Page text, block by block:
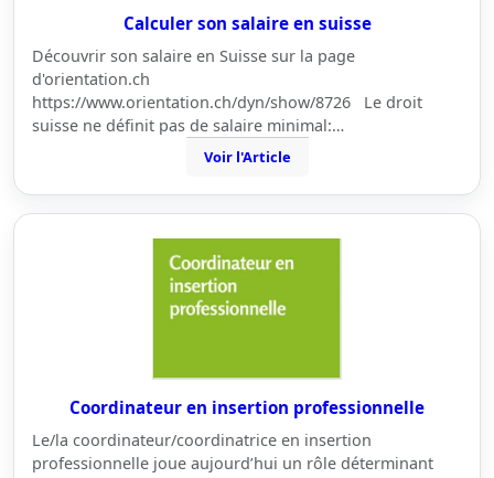
Calculer son salaire en suisse
Découvrir son salaire en Suisse sur la page
d'orientation.ch
https://www.orientation.ch/dyn/show/8726 Le droit
suisse ne définit pas de salaire minimal:…
Voir l'Article
Coordinateur en insertion professionnelle
Le/la coordinateur/coordinatrice en insertion
professionnelle joue aujourd’hui un rôle déterminant